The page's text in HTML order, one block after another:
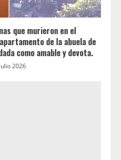
que murieron en el
de la abuela de
como amable y devota.
2026